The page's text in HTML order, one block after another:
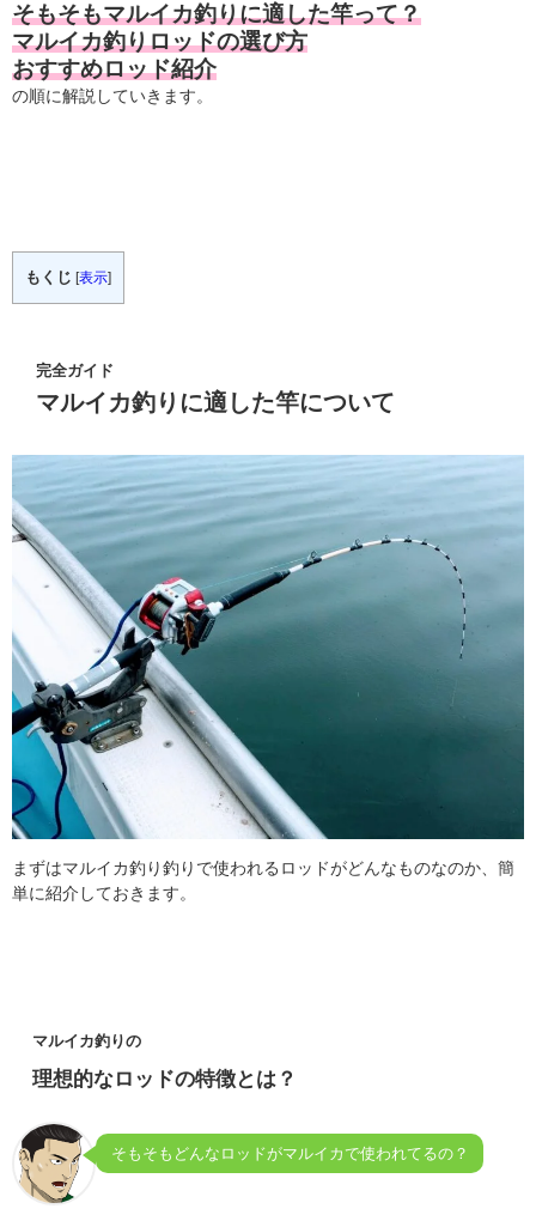
そもそもマルイカ釣りに適した竿って？
マルイカ釣りロッドの選び方
おすすめロッド紹介
の順に解説していきます。
もくじ [表示]
完全ガイド
マルイカ釣りに適した竿について
まずはマルイカ釣り釣りで使われるロッドがどんなものなのか、簡
単に紹介しておきます。
マルイカ釣りの
理想的なロッドの特徴とは？
そもそもどんなロッドがマルイカで使われてるの？